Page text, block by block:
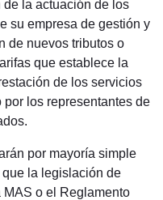
la actuación de los
su empresa de gestión y
de nuevos tributos o
que establece la
de los servicios
los representantes de
por mayoría simple
la legislación de
o el Reglamento